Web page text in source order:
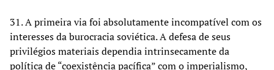
31. A primeira via foi absolutamente incompatível com os
interesses da burocracia soviética. A defesa de seus
privilégios materiais dependia intrinsecamente da
política de “coexistência pacífica” com o imperialismo,